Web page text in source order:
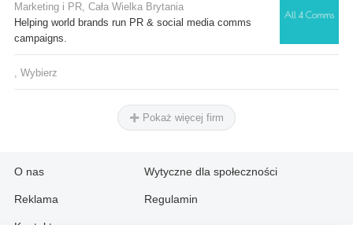
Marketing i PR, Cała Wielka Brytania
Helping world brands run PR & social media comms
campaigns.
, Wybierz
Pokaż więcej firm
O nas
Reklama
Wytyczne dla społeczności
Regulamin